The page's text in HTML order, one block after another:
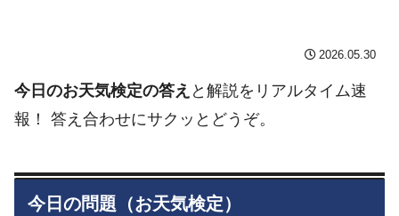
2026.05.30
今日のお天気検定の答え と解説をリアルタイム速
報！ 答え合わせにサクッとどうぞ。
今日の問題（お天気検定）